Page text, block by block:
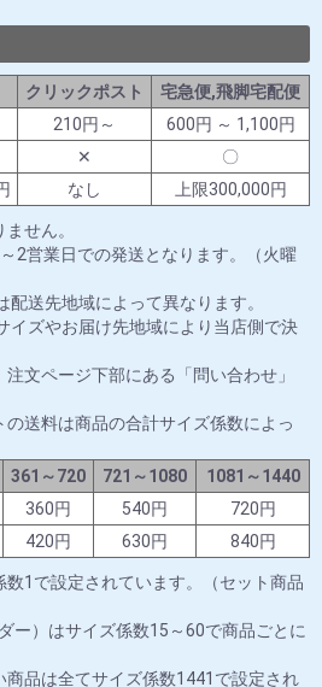
クリックポスト
宅急便,飛脚宅配便
210円～
600円 ～ 1,100円
✕
〇
なし 上限300,000円
せん。
2営業日での発送となります。（火曜
送先地域によって異なります。
イズやお届け先地域により当店側で決
文ページ下部にある「問い合わせ」
送料は商品の合計サイズ係数によっ
361～720 721～1080
1081～1440
360円 540円
720円
420円 630円 840円
1で設定されています。（セット商品
ー）はサイズ係数15～60で商品ごとに
商品は全てサイズ係数1441で設定され